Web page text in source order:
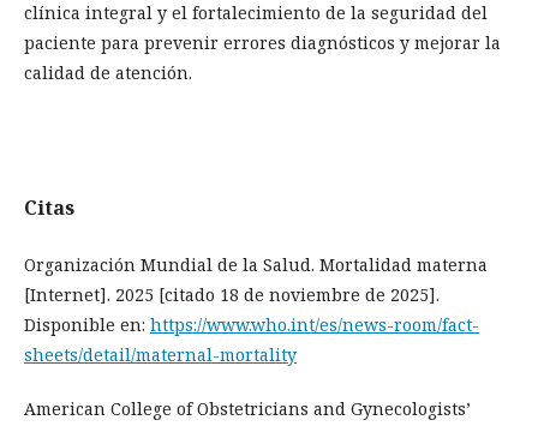
clínica integral y el fortalecimiento de la seguridad del
paciente para prevenir errores diagnósticos y mejorar la
calidad de atención.
Citas
Organización Mundial de la Salud. Mortalidad materna
[Internet]. 2025 [citado 18 de noviembre de 2025].
Disponible en: https://www.who.int/es/news-room/fact-
sheets/detail/maternal-mortality
American College of Obstetricians and Gynecologists’